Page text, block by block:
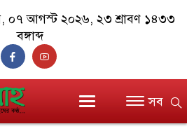
০৭ আগস্ট ২০২৬, ২৩ শ্রাবণ ১৪৩৩
বঙ্গাব্দ
সব